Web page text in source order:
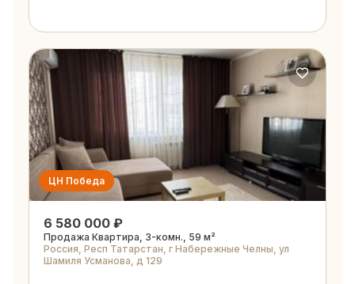
ЦН Победа
6 580 000 ₽
Продажа Квартира, 3-комн., 59 м²
Россия, Респ Татарстан, г Набережные Челны, ул
Шамиля Усманова, д 129